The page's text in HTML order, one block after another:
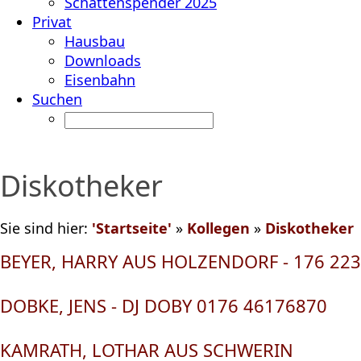
Privat
Hausbau
Downloads
Eisenbahn
Suchen
Diskotheker
Sie sind hier: 'Startseite' » Kollegen » Diskotheker
BEYER, HARRY AUS HOLZENDORF - 176
DOBKE, JENS - DJ DOBY 0176 46176870
KAMRATH, LOTHAR AUS SCHWERIN